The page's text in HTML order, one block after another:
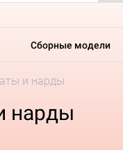
Сборные модели
и нарды
нарды